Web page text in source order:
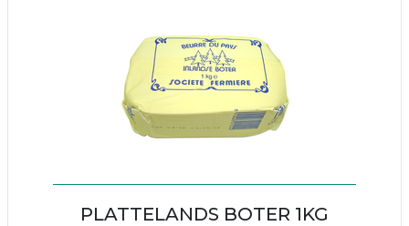
PLATTELANDS BOTER 1KG